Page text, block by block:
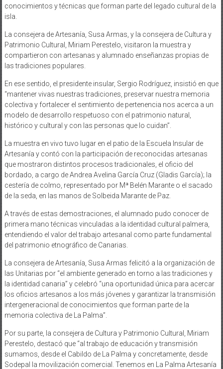
conocimientos y técnicas que forman parte del legado cultural de la
isla.
La consejera de Artesanía, Susa Armas, y la consejera de Cultura y
Patrimonio Cultural, Miriam Perestelo, visitaron la muestra y
compartieron con artesanas y alumnado enseñanzas propias de
las tradiciones populares.
En ese sentido, el presidente insular, Sergio Rodríguez, insistió en que
“mantener vivas nuestras tradiciones, preservar nuestra memoria
colectiva y fortalecer el sentimiento de pertenencia nos acerca a un
modelo de desarrollo respetuoso con el patrimonio natural,
histórico y cultural y con las personas que lo cuidan”.
La muestra en vivo tuvo lugar en el patio de la Escuela Insular de
Artesanía y contó con la participación de reconocidas artesanas
que mostraron distintos procesos tradicionales, el oficio del
bordado, a cargo de Andrea Avelina García Cruz (Gladis García); la
cestería de colmo, representado por Mª Belén Marante o el sacado
de la seda, en las manos de Solbeida Marante de Paz.
A través de estas demostraciones, el alumnado pudo conocer de
primera mano técnicas vinculadas a la identidad cultural palmera,
entendiendo el valor del trabajo artesanal como parte fundamental
del patrimonio etnográfico de Canarias.
La consejera de Artesanía, Susa Armas felicitó a la organización de
las Unitarias por “el ambiente generado en torno a las tradiciones y
la identidad canaria” y celebró “una oportunidad única para acercar
los oficios artesanos a los más jóvenes y garantizar la transmisión
intergeneracional de conocimientos que forman parte de la
memoria colectiva de La Palma”.
Por su parte, la consejera de Cultura y Patrimonio Cultural, Miriam
Perestelo, destacó que “al trabajo de educación y transmisión
sumamos, desde el Cabildo de La Palma y concretamente, desde
Sodepal la movilización comercial. Tenemos en La Palma Artesanía